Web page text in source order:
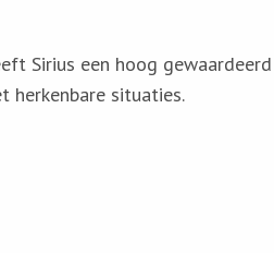
Sirius een hoog
herkenbare situaties.